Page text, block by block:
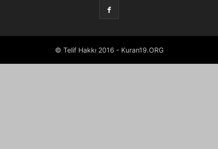
© Telif Hakkı 2016 - Kuran19.ORG